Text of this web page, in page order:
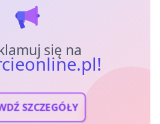
się na
SZCZEGÓŁY